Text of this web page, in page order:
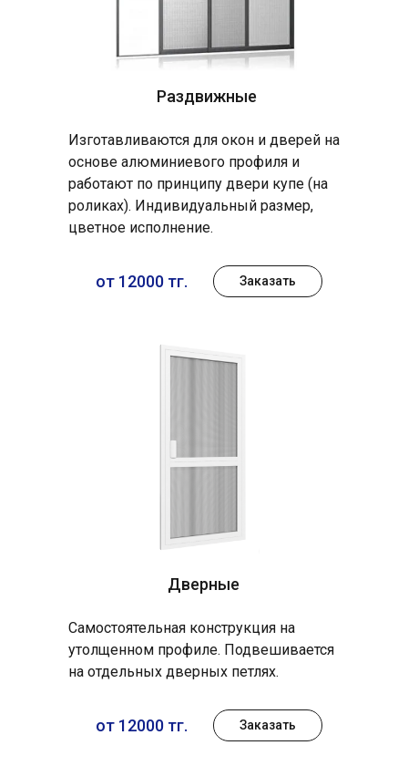
Раздвижные
Дверные
Изготавливаются для окон и дверей на
основе алюминиевого профиля и
работают по принципу двери купе (на
роликах). Индивидуальный размер,
цветное исполнение.
Самостоятельная конструкция на
утолщенном профиле. Подвешивается
на отдельных дверных петлях.
от 12000 тг.
от 12000 тг.
Заказать
Заказать